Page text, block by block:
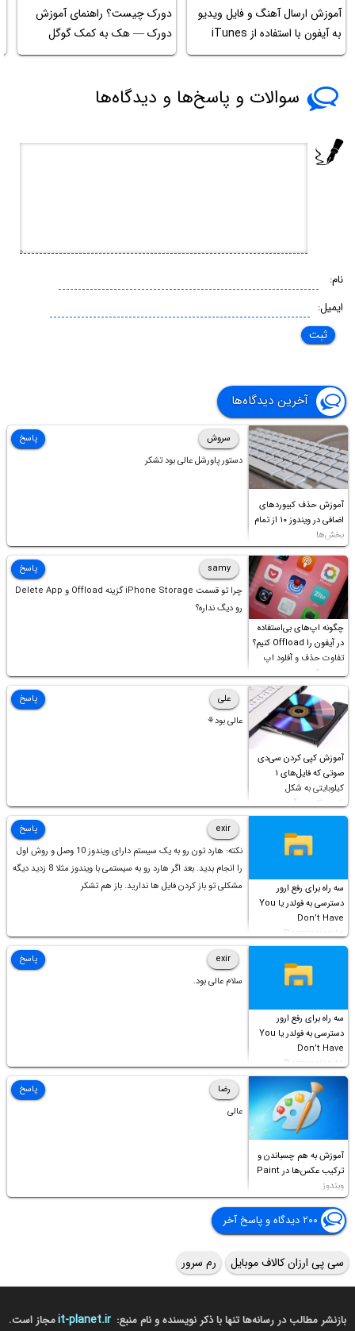
آموزش ارسال آهنگ و فایل ویدیو
به آیفون با استفاده از iTunes
دورک چیست؟ راهنمای آموزش
دورک — هک به کمک گوگل
سوالات و پاسخ‌ها و دیدگاه‌ها
نام:
ایمیل:
آخرین دیدگاه‌ها
آموزش حذف کیبوردهای
اضافی در ویندوز ۱۰ از تمام
بخش‌ها
سروش
دستور پاورشل عالی بود تشکر
پاسخ
چگونه اپ‌های بی‌استفاده
در آیفون را Offload کنیم؟
تفاوت حذف و آفلود اپ
چیست؟
samy
چرا تو قسمت iPhone Storage گزینه Offload و Delete App
رو دیگ نداره؟
پاسخ
آموزش کپی کردن سی‌دی
صوتی که فایل‌های ۱
کیلوبایتی به شکل
شورت‌کات در آن موجود
است!
علی
عالی بود⚘
پاسخ
سه راه برای رفع ارور
دسترسی به فولدر یا You
Don’t Have
Permission to
Access this folder
exir
نکته: هارد تون رو به یک سیستم دارای ویندوز 10 وصل و روش اول
را انجام بدید. بعد اگر هارد رو به سیستمی با ویندوز مثلا 8 زدید دیگه
مشکلی تو باز کردن فایل ها ندارید. باز هم تشکر
پاسخ
سه راه برای رفع ارور
دسترسی به فولدر یا You
Don’t Have
Permission to
Access this folder
exir
سلام عالی بود.
پاسخ
آموزش به هم چسباندن و
ترکیب عکس‌ها در Paint
ویندوز
رضا
عالی
پاسخ
۲۰۰ دیدگاه و پاسخ آخر
سی پی ارزان کالاف موبایل رم سرور
بازنشر مطالب در رسانه‌ها تنها با ذکر نویسنده و نام منبع: it-planet.irمجاز است.